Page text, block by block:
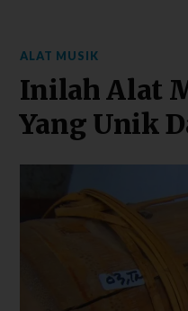
ALAT MUSIK
Inilah Alat
Yang Unik